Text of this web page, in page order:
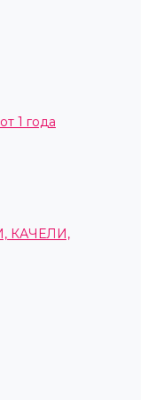
1 года
КАЧЕЛИ,